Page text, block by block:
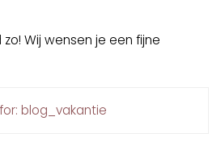
Wij wensen je een fijne
blog_vakantie